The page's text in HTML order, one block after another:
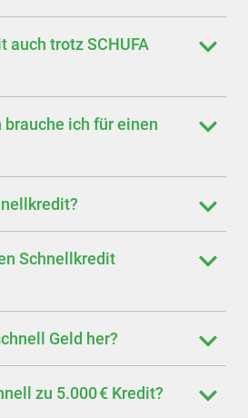
auch trotz SCHUFA
ich für einen
Schnellkredit
Geld her?
zu 5.000 € Kredit?